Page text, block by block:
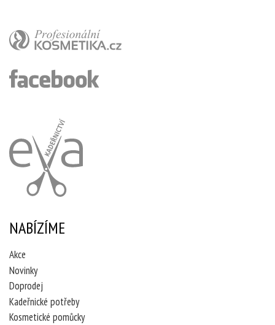
NABÍZÍME
Akce
Novinky
Doprodej
Kadeřnické potřeby
Kosmetické pomůcky